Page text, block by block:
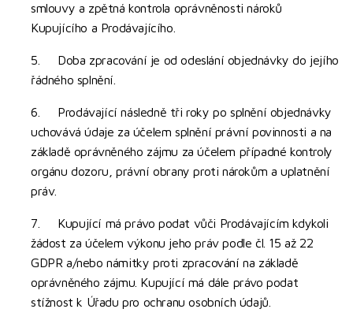
smlouvy a zpětná kontrola oprávněnosti nároků
Kupujícího a Prodávajícího.
5. Doba zpracování je od odeslání objednávky do jejího
řádného splnění.
6. Prodávající následně tři roky po splnění objednávky
uchovává údaje za účelem splnění právní povinnosti a na
základě oprávněného zájmu za účelem případné kontroly
orgánu dozoru, právní obrany proti nárokům a uplatnění
práv.
7. Kupující má právo podat vůči Prodávajícím kdykoli
žádost za účelem výkonu jeho práv podle čl. 15 až 22
GDPR a/nebo námitky proti zpracování na základě
oprávněného zájmu. Kupující má dále právo podat
stížnost k Úřadu pro ochranu osobních údajů.